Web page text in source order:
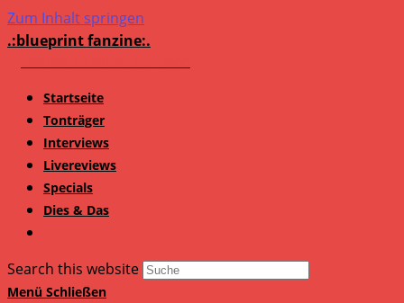
Zum Inhalt springen
.:blueprint fanzine:.
Startseite
Tonträger
Interviews
Livereviews
Specials
Dies & Das
Search this website
Menü Schließen